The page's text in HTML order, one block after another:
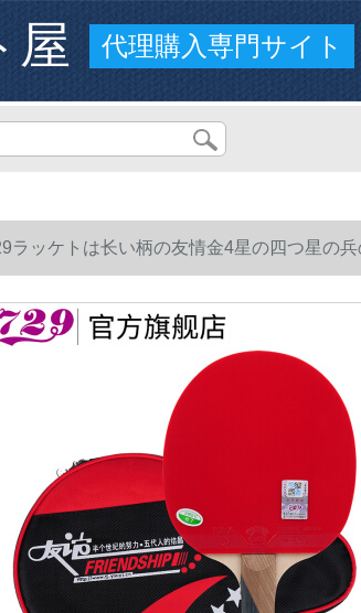
屋 代理購入専門サイト
ラッケトは长い柄の友情金4星の四つ星の